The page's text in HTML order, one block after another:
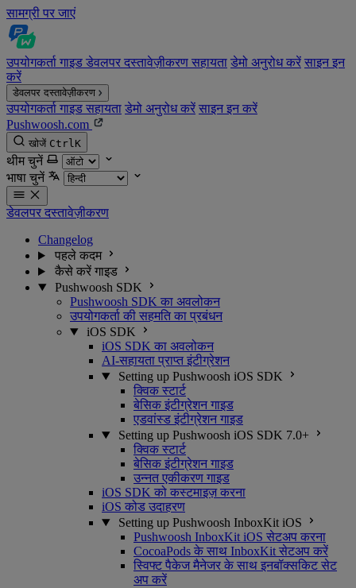
सामग्री पर जाएं
उपयोगकर्ता गाइड डेवलपर दस्तावेज़ीकरण सहायता डेमो अनुरोध करें साइन इन
करें
डेवलपर दस्तावेज़ीकरण
उपयोगकर्ता गाइड सहायता डेमो अनुरोध करें साइन इन करें
Pushwoosh.com
खोजें CtrlK
थीम चुनें
भाषा चुनें
डेवलपर दस्तावेज़ीकरण
Changelog
पहले कदम
कैसे करें गाइड
Pushwoosh SDK
Pushwoosh SDK का अवलोकन
उपयोगकर्ता की सहमति का प्रबंधन
iOS SDK
iOS SDK का अवलोकन
AI-सहायता प्राप्त इंटीग्रेशन
Setting up Pushwoosh iOS SDK
क्विक स्टार्ट
बेसिक इंटीग्रेशन गाइड
एडवांस्ड इंटीग्रेशन गाइड
Setting up Pushwoosh iOS SDK 7.0+
क्विक स्टार्ट
बेसिक इंटीग्रेशन गाइड
उन्नत एकीकरण गाइड
iOS SDK को कस्टमाइज़ करना
iOS कोड उदाहरण
Setting up Pushwoosh InboxKit iOS
Pushwoosh InboxKit iOS सेटअप करना
CocoaPods के साथ InboxKit सेटअप करें
स्विफ्ट पैकेज मैनेजर के साथ इनबॉक्सकिट सेट
अप करें